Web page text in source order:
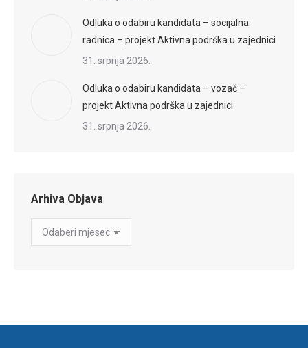
Odluka o odabiru kandidata – socijalna
radnica – projekt Aktivna podrška u zajednici
31. srpnja 2026.
Odluka o odabiru kandidata – vozač –
projekt Aktivna podrška u zajednici
31. srpnja 2026.
Arhiva Objava
Arhiva
Objava